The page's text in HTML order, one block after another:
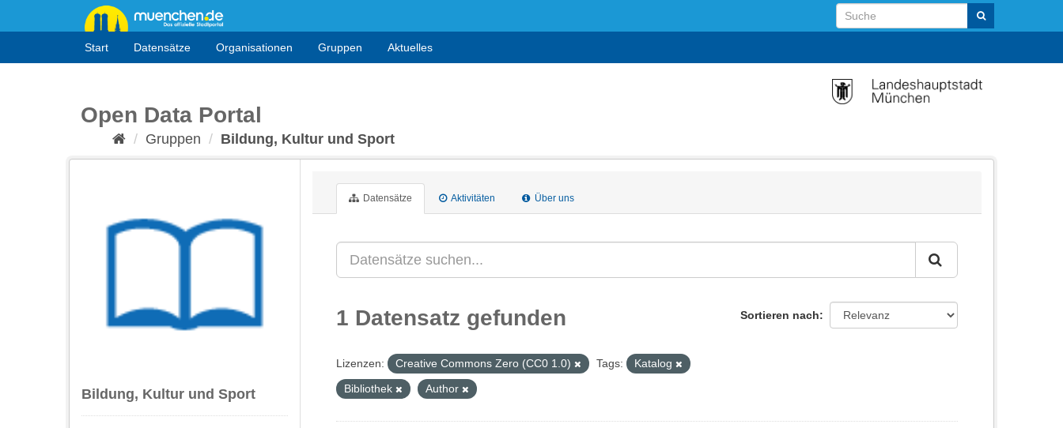
Start Datensätze Organisationen Gruppen Aktuelles
Open Data Portal
Gruppen Bildung, Kultur und Sport
Bildung, Kultur und Sport
Datensätze Aktivitäten Über uns
Sortieren nach
1 Datensatz gefunden
Lizenzen: Creative Commons Zero (CC0 1.0) Tags:
Katalog
Bibliothek
Author